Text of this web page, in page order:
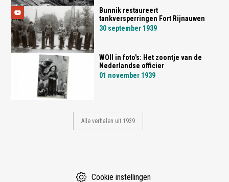
Bunnik restaureert
tankversperringen Fort Rijnauwen
30 september 1939
WOII in foto's: Het zoontje van de
Nederlandse officier
01 november 1939
Alle verhalen uit 1939
Cookie instellingen